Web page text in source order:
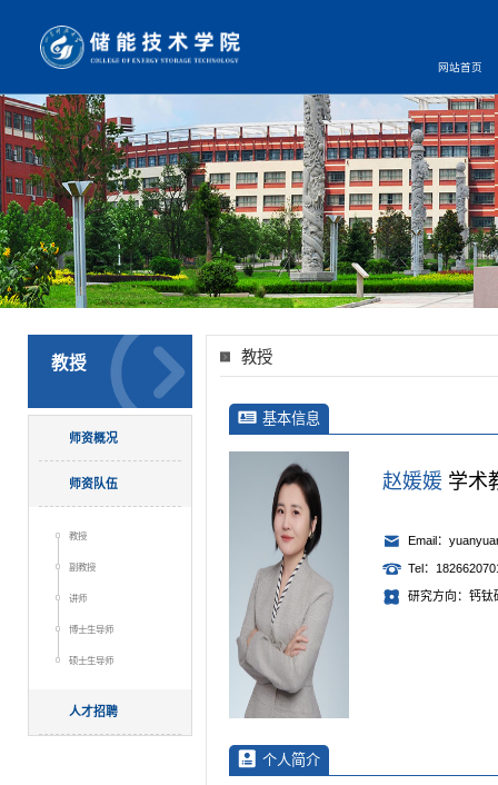
网站首页
教授
师资概况
师资队伍
教授
副教授
讲师
博士生导师
硕士生导师
人才招聘
教授
基本信息
赵媛媛 学术
Email：
Tel：
研究方向：钙钛
个人简介